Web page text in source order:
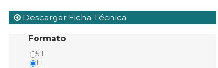
Descargar Ficha Técnica
Formato
5 L
1 L